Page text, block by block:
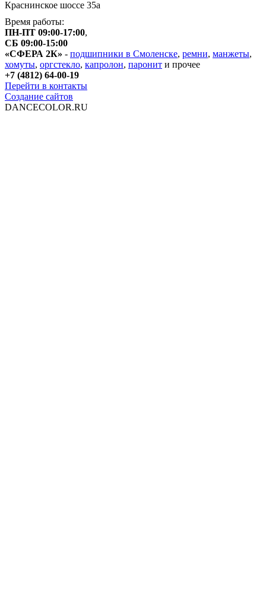
Краснинское шоссе 35а
Время работы:
ПН-ПТ 09:00-17:00,
СБ 09:00-15:00
«СФЕРА 2К» - подшипники в Смоленске, ремни, манжеты,
хомуты, оргстекло, капролон, паронит и прочее
+7 (4812) 64-00-19
Перейти в контакты
Создание сайтов
DANCECOLOR.RU